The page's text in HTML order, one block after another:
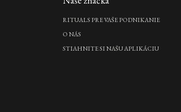
RITUALS PRE VAŠE PODNIKANIE
O NÁS
STIAHNITE SI NAŠU APLIKÁCIU